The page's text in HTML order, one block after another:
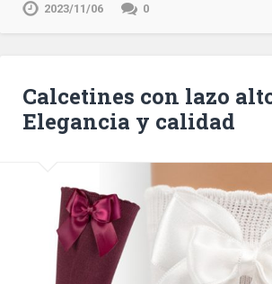
2023/11/06 0
Calcetines con lazo
Elegancia y calidad